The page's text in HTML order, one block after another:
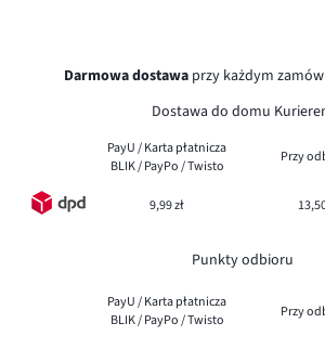
Darmowa dostawa przy każdym
Dostawa do domu
PayU / Karta płatnicza
BLIK / PayPo / Twisto
Przy
9,99 zł
Punkty odbioru
PayU / Karta płatnicza
BLIK / PayPo / Twisto
Przy